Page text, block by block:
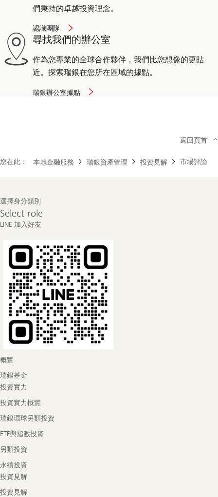
們秉持的卓越投資理念。
認識團隊
尋找我們的辦公室
作為您專業的全球合作夥伴，我們比您想像的更貼
近。探索瑞銀在您所在區域的據點。
瑞銀辦公室據點
您在此： 本地金融服務 瑞銀資產管理 投資見解 市場評論
返回頁首
Footer
Navigation
選擇身分類別
Select
role
Select role
LINE 加入好友
概覽
瑞銀基金
投資實力
投資實力概覽
瑞銀環球另類投資
ETF與指數投資
另類投資
永續投資
投資見解
投資見解